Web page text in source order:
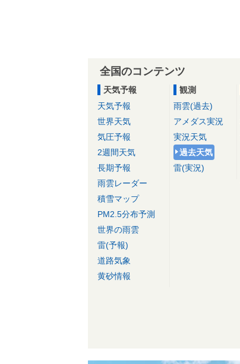
全国のコンテンツ
天気予報
天気予報
世界天気
気圧予報
2週間天気
長期予報
雨雲レーダー
積雪マップ
PM2.5分布予測
世界の雨雲
雷(予報)
道路気象
黄砂情報
観測
雨雲(過去)
アメダス実況
実況天気
過去天気
雷(実況)